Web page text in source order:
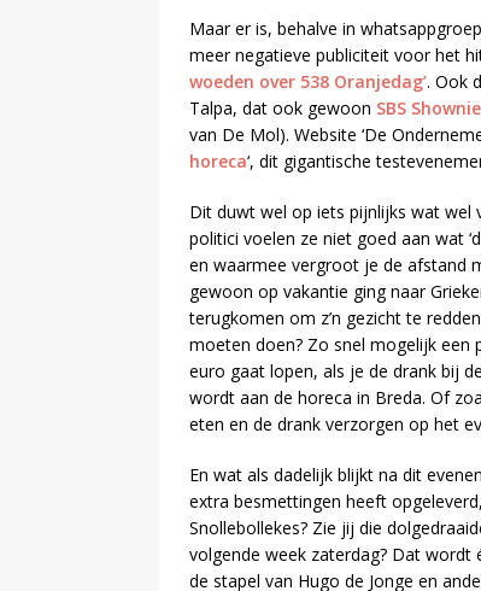
Maar er is, behalve in
meer negatieve publiciteit voor het
woeden over 538 Oranjedag’. Ook
Talpa, dat ook gewoon SBS
van De Mol). Website ‘De
horeca‘, dit gigantische
Dit duwt wel op iets pijnlijks wat wel
politici voelen ze niet goed aan wat
en waarmee vergroot je de afstand
gewoon op vakantie ging naar
terugkomen om z’n gezicht te
moeten doen? Zo snel mogelijk een
euro gaat lopen, als je de drank bij
wordt aan de horeca in Breda. Of
eten en de drank verzorgen op het
En wat als dadelijk blijkt na dit
extra besmettingen heeft
Snollebollekes? Zie jij die
volgende week zaterdag? Dat
de stapel van Hugo de Jonge en